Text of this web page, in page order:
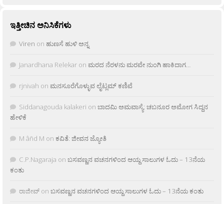
ಇತ್ತೀಚಿನ ಅನಿಸಿಕೆಗಳು
Viren on ಹುಣಸೆ ಹುಳಿ ಅನ್ನ
Janardhana Relekar on ಮರದ ನೆರಳನು ಮರವೇ ನುಂಗಿ ಹಾಕಿದಾಗ…
rjnivah on ಮನಸೂರೆಗೊಳ್ಳುವ ಲೈಟ್ಲಮ್ ಕಣಿವೆ
Siddanagouda kalakeri on ಬಾದಮಿ ಅಮವಾಸ್ಯೆ: ಚಬನೂರ ಅಮೋಗ ಸಿದ್ದನ
ಹೇಳಿಕೆ
M âñd M on ಕವಿತೆ: ಜೀವನ ಜ್ಯೋತಿ
C.P.Nagaraja on ಬಸವಣ್ಣನ ವಚನಗಳಿಂದ ಆಯ್ದ ಸಾಲುಗಳ ಓದು – 13ನೆಯ
ಕಂತು
ರಾಜೀವ್ on ಬಸವಣ್ಣನ ವಚನಗಳಿಂದ ಆಯ್ದ ಸಾಲುಗಳ ಓದು – 13ನೆಯ ಕಂತು